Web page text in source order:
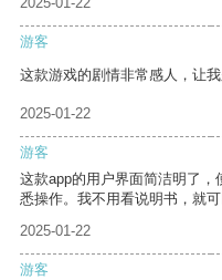
游客
这款游戏的剧情非常感人，让我
2025-01-22
游客
这款app的用户界面简洁明了
悉操作。我不用看说明书，就可
2025-01-22
游客